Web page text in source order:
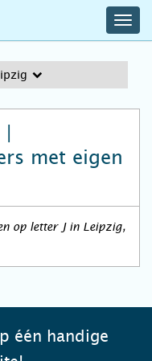
met eigen
op letter J in Leipzig,
één handige